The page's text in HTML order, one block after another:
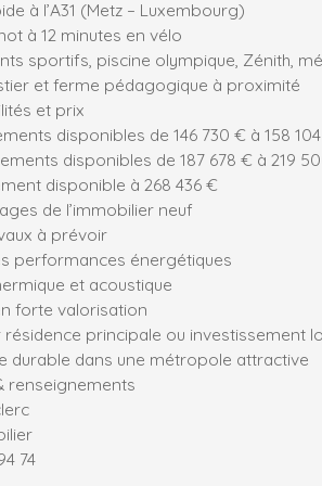
à l’A31 (Metz – Luxembourg)
à 12 minutes en vélo
sportifs, piscine olympique, Zénith,
et ferme pédagogique à proximité
et prix
disponibles de 146 730 € à 158
disponibles de 187 678 € à 219
disponible à 268 436 €
de l’immobilier neuf
à prévoir
performances énergétiques
et acoustique
forte valorisation
résidence principale ou investissement
durable dans une métropole attractive
renseignements
74